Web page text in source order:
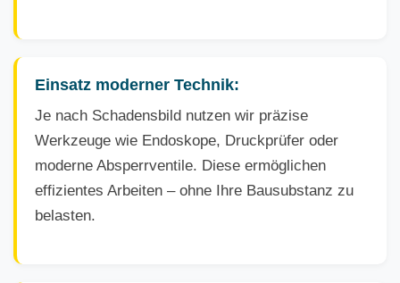
Einsatz moderner Technik:
Je nach Schadensbild nutzen wir präzise
Werkzeuge wie Endoskope, Druckprüfer oder
moderne Absperrventile. Diese ermöglichen
effizientes Arbeiten – ohne Ihre Bausubstanz zu
belasten.